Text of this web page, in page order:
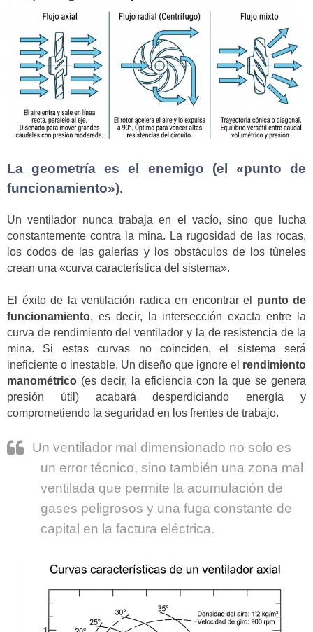
La geometría es el enemigo (el «punto de
funcionamiento»).
Un ventilador nunca trabaja en el vacío, sino que lucha
constantemente contra la mina. La rugosidad de las rocas,
los codos de las galerías y los obstáculos de los túneles
crean una «curva característica del sistema».
El éxito de la ventilación radica en encontrar el punto de
funcionamiento, es decir, la intersección exacta entre la
curva de rendimiento del ventilador y la de resistencia de la
mina. Si estas curvas no coinciden, el sistema será
ineficiente o inestable. Un diseño que ignore el rendimiento
manométrico (es decir, la eficiencia con la que se genera
presión útil) acabará desperdiciando energía y
comprometiendo la seguridad en los frentes de trabajo.
Un ventilador mal dimensionado no solo es
un error técnico, sino también una zona mal
ventilada que permite la acumulación de
gases peligrosos y una fuga constante de
capital en la factura eléctrica.